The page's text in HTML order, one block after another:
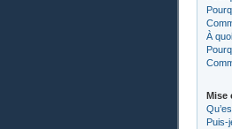
À
Mise
Puis-